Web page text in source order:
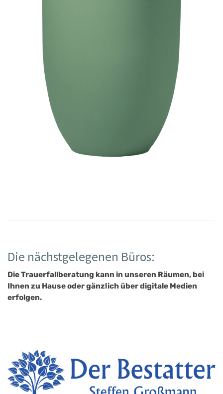
Die nächstgelegenen Büros:
Die Trauerfallberatung kann in unseren Räumen, bei
Ihnen zu Hause oder gänzlich über digitale Medien
erfolgen.